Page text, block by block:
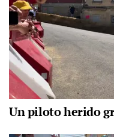
Un piloto herido